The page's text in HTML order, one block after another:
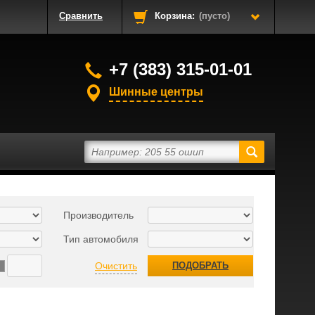
Сравнить Корзина: (пусто)
+7 (383) 315-01-01
Шинные центры
Производитель
Тип автомобиля
Очистить ПОДОБРАТЬ